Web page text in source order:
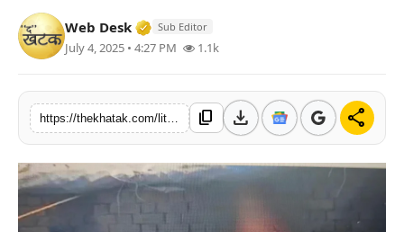
भारत
खेल
लाइफस्टाइल
अंतर्राष्ट्रीय
Web Desk Verified Media or Organization • 11
Sub Editor
July 4, 2025 • 4:27 PM 1.1k
content_copy download share